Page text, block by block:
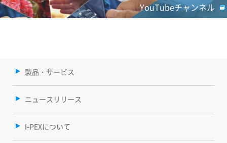
YouTubeチャンネル
製品・サービス
ニュースリリース
I-PEXについて